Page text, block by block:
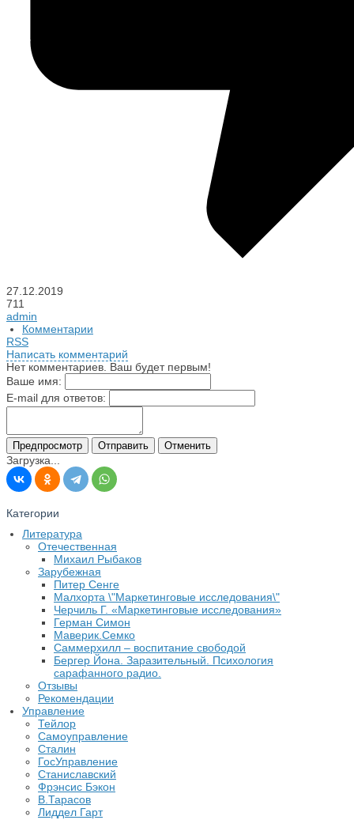
27.12.2019
711
admin
Комментарии
RSS
Написать комментарий
Нет комментариев. Ваш будет первым!
Ваше имя:
E-mail для ответов:
Загрузка...
Категории
Литература
Отечественная
Михаил Рыбаков
Зарубежная
Питер Сенге
Малхорта \"Маркетинговые исследования\"
Черчиль Г. «Маркетинговые исследования»
Герман Симон
Маверик.Семко
Саммерхилл – воспитание свободой
Бергер Йона. Заразительный. Психология
сарафанного радио.
Отзывы
Рекомендации
Управление
Тейлор
Самоуправление
Сталин
ГосУправление
Станиславский
Фрэнсис Бэкон
В.Тарасов
Лиддел Гарт